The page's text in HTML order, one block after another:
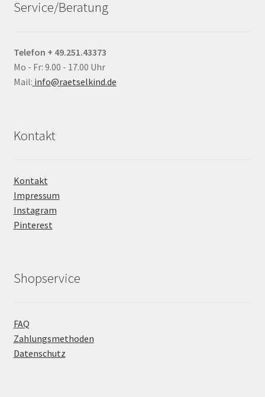
Service/Beratung
Telefon + 49.251.43373
Mo - Fr: 9.00 - 17.00 Uhr
Mail: info@raetselkind.de
Kontakt
Kontakt
Impressum
Instagram
Pinterest
Shopservice
FAQ
Zahlungsmethoden
Datenschutz